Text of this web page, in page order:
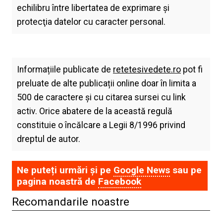
echilibru între libertatea de exprimare şi
protecţia datelor cu caracter personal.
Informațiile publicate de retetesivedete.ropot fi
preluate de alte publicații online doar în limita a
500 de caractere și cu citarea sursei cu link
activ. Orice abatere de la această regulă
constituie o încălcare a Legii 8/1996 privind
dreptul de autor.
Ne puteți urmări și pe Google Newssau pe
pagina noastră de Facebook
Recomandarile noastre